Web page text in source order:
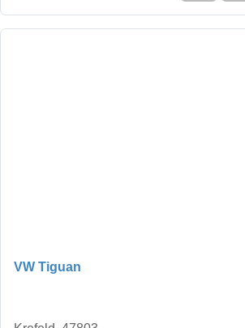
VW Tiguan